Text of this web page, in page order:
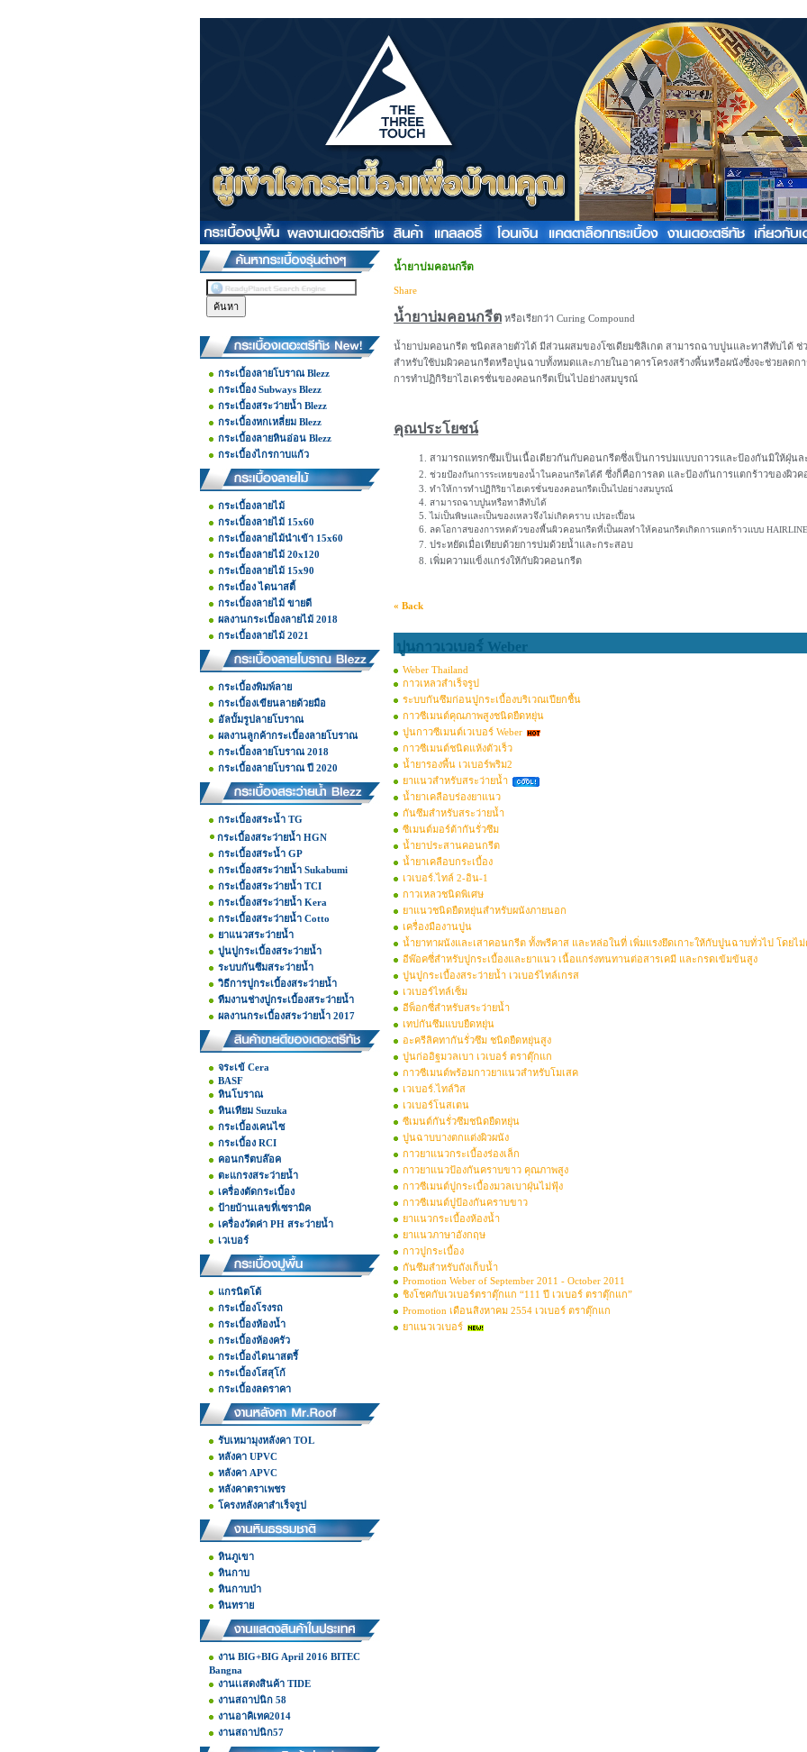
กระเบื้องลายโบราณ Blezz
กระเบื้อง Subways Blezz
กระเบื้องสระว่ายน้ำ Blezz
กระเบื้องหกเหลี่ยม Blezz
กระเบื้องลายหินอ่อน Blezz
กระเบื้องไกรกาบแก้ว
กระเบื้องลายไม้
กระเบื้องลายไม้ 15x60
กระเบื้องลายไม้นำเข้า 15x60
กระเบื้องลายไม้ 20x120
กระเบื้องลายไม้ 15x90
กระเบื้อง ไดนาสตี้
กระเบื้องลายไม้ ขายดี
ผลงานกระเบื้องลายไม้ 2018
กระเบื้องลายไม้ 2021
กระเบื้องพิมพ์ลาย
กระเบื้องเขียนลายด้วยมือ
อัลบั้มรูปลายโบราณ
ผลงานลูกค้ากระเบื้องลายโบราณ
กระเบื้องลายโบราณ 2018
กระเบื้องลายโบราณ ปี 2020
กระเบื้องสระน้ำ TG
กระเบื้องสระว่ายน้ำ HGN
กระเบื้องสระน้ำ GP
กระเบื้องสระว่ายน้ำ Sukabumi
กระเบื้องสระว่ายน้ำ TCI
กระเบื้องสระว่ายน้ำ Kera
กระเบื้องสระว่ายน้ำ Cotto
ยาแนวสระว่ายน้ำ
ปูนปูกระเบื้องสระว่ายน้ำ
ระบบกันซึมสระว่ายน้ำ
วิธีการปูกระเบื้องสระว่ายน้ำ
ทีมงานช่างปูกระเบื้องสระว่ายน้ำ
ผลงานกระเบื้องสระว่ายน้ำ 2017
จระเข้ Cera
BASF
หินโบราณ
หินเทียม Suzuka
กระเบื้องเคนไซ
กระเบื้อง RCI
คอนกรีตบล๊อค
ตะแกรงสระว่ายน้ำ
เครื่องตัดกระเบื้อง
ป้ายบ้านเลขที่เซรามิค
เครื่องวัดค่า PH สระว่ายน้ำ
เวเบอร์
แกรนิตโต้
กระเบื้องโรงรถ
กระเบื้องห้องน้ำ
กระเบื้องห้องครัว
กระเบื้องไดนาสตรี้
กระเบื้องโสสุโก้
กระเบื้องลดราคา
รับเหมามุงหลังคา TOL
หลังคา UPVC
หลังคา APVC
หลังคาตราเพชร
โครงหลังคาสำเร็จรูป
หินภูเขา
หินกาบ
หินกาบป่า
หินทราย
งาน BIG+BIG April 2016 BITEC
Bangna
งานเเสดงสินค้า TIDE
งานสถาปนิก 58
งานอาคิเทค2014
งานสถาปนิก57
น้ำยาบ่มคอนกรีต
Share
น้ำยาบ่มคอนกรีต หรือเรียกว่า Curing Compound
น้ำยาบ่มคอนกรีต ชนิดสลายตัวได้ มีส่วนผสมของโซเดียมซิลิเกต สามารถฉาบปูนและทาสีทับได้ ช่
สำหรับใช้บ่มผิวคอนกรีตหรือปูนฉาบทั้งหมดและภายในอาคารโครงสร้างพื้นหรือผนังซึ่งจะช่วยลด
การทำปฏิกิริยาไฮเดรชั่นของคอนกรีตเป็นไปอย่างสมบูรณ์
คุณประโยชน์
สามารถแทรกซึมเป็นเนื้อเดียวกันกับคอนกรีตซึ่งเป็นการบ่มแบบถาวรและป้องกันมิให้ฝุ่นล
ช่วยป้องกันการระเหยของน้ำในคอนกรีตได้ดี ซึ่งก็คือการลด และป้องกันการแตกร้าวของผิวค
ทำให้การทำปฏิกิริยาไฮเดรชั่นของคอนกรีตเป็นไปอย่างสมบูรณ์
สามารถฉาบปูนหรือทาสีทับได้
ไม่เป็นพิษและเป็นของเหลวจึงไม่เกิดคราบ เปรอะเปื้อน
ลดโอกาสของการหดตัวของพื้นผิวคอนกรีตที่เป็นผลทำให้คอนกรีตเกิดการแตกร้าวแบบ HAIRLINE
ประหยัดเมื่อเทียบด้วยการบ่มด้วยน้ำและกระสอบ
เพิ่มความแข็งแกร่งให้กับผิวคอนกรีต
« Back
ปูนกาวเวเบอร์ Weber
Weber Thailand
กาวเหลวสำเร็จรูป
ระบบกันซึมก่อนปูกระเบื้องบริเวณเปียกชื้น
กาวซีเมนต์คุณภาพสูงชนิดยืดหยุ่น
ปูนกาวซีเมนต์เวเบอร์ Weber
กาวซีเมนต์ชนิดแห้งตัวเร็ว
น้ำยารองพื้น เวเบอร์พริม2
ยาแนวสำหรับสระว่ายน้ำ
น้ำยาเคลือบร่องยาแนว
กันซึมสำหรับสระว่ายน้ำ
ซีเมนต์มอร์ต้ากันรั่วซึม
น้ำยาประสานคอนกรีต
น้ำยาเคลือบกระเบื้อง
เวเบอร์.ไทล์ 2-อิน-1
กาวเหลวชนิดพิเศษ
ยาแนวชนิดยืดหยุ่นสำหรับผนังภายนอก
เครื่องมืองานปูน
น้ำยาทาผนังและเสาคอนกรีต ทั้งพรีคาส และหล่อในที่ เพิ่มแรงยึดเกาะให้กับปูนฉาบทั่วไป โดยไ
อีพ๊อคซี่สำหรับปูกระเบื้องและยาแนว เนื้อแกร่งทนทานต่อสารเคมี และกรดเข้มข้นสูง
ปูนปูกระเบื้องสระว่ายน้ำ เวเบอร์ไทล์เกรส
เวเบอร์ไทล์เซ็ม
อีพ็อกซี่สำหรับสระว่ายน้ำ
เทปกันซึมแบบยืดหยุ่น
อะครีลิคทากันรั่วซึม ชนิดยืดหยุ่นสูง
ปูนก่ออิฐมวลเบา เวเบอร์ ตราตุ๊กแก
กาวซีเมนต์พร้อมกาวยาแนวสำหรับโมเสค
เวเบอร์.ไทล์วิส
เวเบอร์โนสเตน
ซีเมนต์กันรั่วซึมชนิดยืดหยุ่น
ปูนฉาบบางตกแต่งผิวผนัง
กาวยาแนวกระเบื้องร่องเล็ก
กาวยาแนวป้องกันคราบขาว คุณภาพสูง
กาวซีเมนต์ปูกระเบื้องมวลเบาฝุ่นไม่ฟุ้ง
กาวซีเมนต์ปูป้องกันคราบขาว
ยาแนวกระเบื้องห้องน้ำ
ยาแนวภาษาอังกฤษ
กาวปูกระเบื้อง
กันซึมสำหรับถังเก็บน้ำ
Promotion Weber of September 2011 - October 2011
ชิงโชคกับเวเบอร์ตราตุ๊กแก “111 ปี เวเบอร์ ตราตุ๊กแก”
Promotion เดือนสิงหาคม 2554 เวเบอร์ ตราตุ๊กแก
ยาแนวเวเบอร์